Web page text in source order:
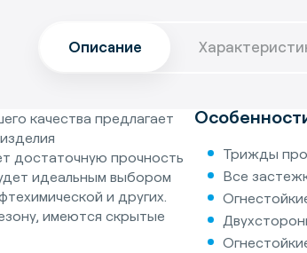
Описание
качества предлагает
достаточную прочность
идеальным выбором
и других.
имеются скрытые
Трижды
Все